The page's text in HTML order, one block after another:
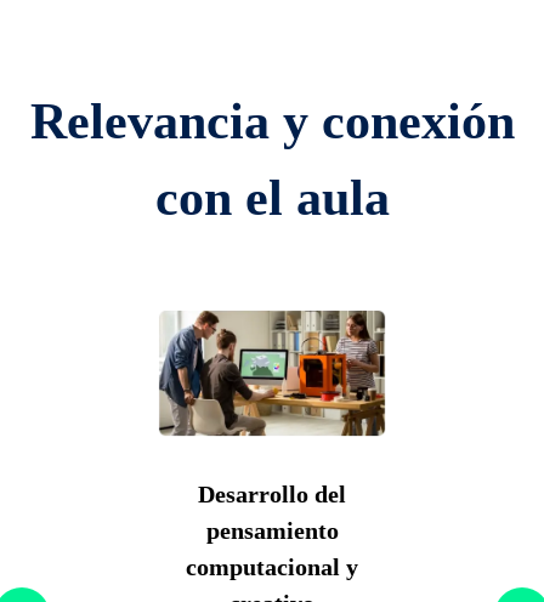
Relevancia y conexión
con el aula
emprendimiento
escolar e innovación